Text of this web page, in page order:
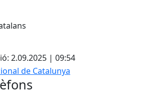
2.09.2025 | 09:54
de Catalunya